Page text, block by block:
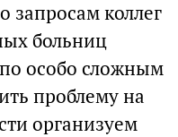
запросам коллег
больниц
особо сложным
проблему на
организуем